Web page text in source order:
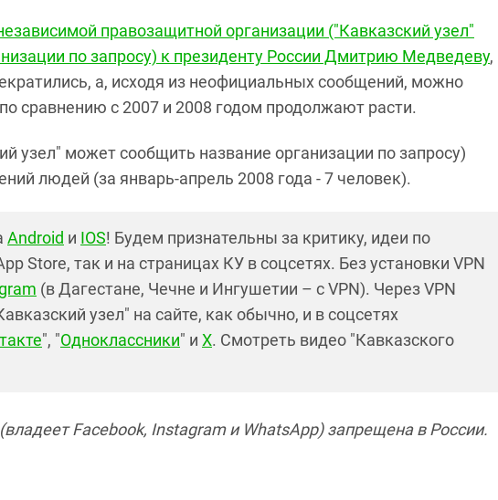
правозащитной организации ("Кавказский узел"
по запросу) к президенту России Дмитрию Медведеву,
а, исходя из неофициальных сообщений, можно
сравнению с 2007 и 2008 годом продолжают расти.
узел" может сообщить название организации по запросу)
людей (за январь-апрель 2008 года - 7 человек).
Android и IOS! Будем признательны за критику, идеи по
Store, так и на страницах КУ в соцсетях. Без установки VPN
(в Дагестане, Чечне и Ингушетии – с VPN). Через VPN
узел" на сайте, как обычно, и в соцсетях
", "Одноклассники" и X. Смотреть видео "Кавказского
Facebook, Instagram и WhatsApp) запрещена в России.